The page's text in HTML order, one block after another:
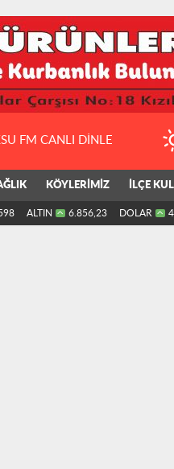
FM CANLI DİNLE
KÖYLERİMİZ İLÇE
ALTIN 6.856,23 DOLAR